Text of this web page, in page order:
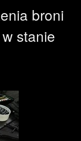
broni
stanie